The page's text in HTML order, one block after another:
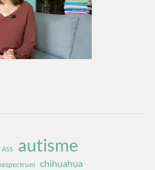
ASS autisme
chihuahua